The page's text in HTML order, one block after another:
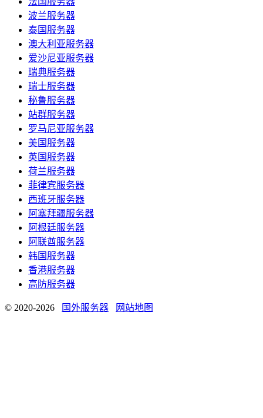
波兰服务器
泰国服务器
澳大利亚服务器
爱沙尼亚服务器
瑞典服务器
瑞士服务器
秘鲁服务器
站群服务器
罗马尼亚服务器
美国服务器
英国服务器
荷兰服务器
菲律宾服务器
西班牙服务器
阿塞拜疆服务器
阿根廷服务器
阿联酋服务器
韩国服务器
香港服务器
高防服务器
© 2020-2026 国外服务器 网站地图